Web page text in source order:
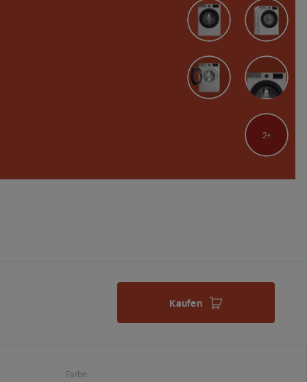
2
Kaufen
Farbe